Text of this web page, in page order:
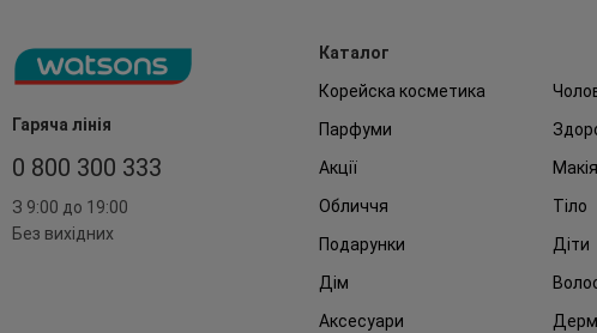
Гаряча лінія
0 800 300 333
З 9:00 до 19:00
Без вихідних
Каталог
Корейска косметика
Парфуми
Акції
Обличчя
Тіло
Подарунки
Діти
Дім
Аксесуари